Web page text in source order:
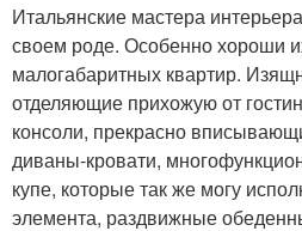
Итальянские мастера
своем роде. Особенно хороши
малогабаритных квартир.
отделяющие прихожую от
консоли, прекрасно
диваны-кровати,
купе, которые так же могу
элемента, раздвижные